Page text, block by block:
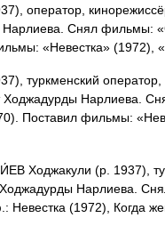
оператор,
Снял фильмы:
«Невестка»
туркменский оператор,
Нарлиева.
Поставил фильмы:
Ходжакули (р. 1937),
Нарлиева.
Невестка (1972), Когда